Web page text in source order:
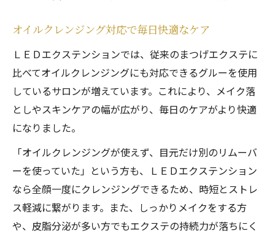
オイルクレンジング対応で毎日快適なケア
ＬＥＤエクステンションでは、従来のまつげエクステに
比べてオイルクレンジングにも対応できるグルーを使用
しているサロンが増えています。これにより、メイク落
としやスキンケアの幅が広がり、毎日のケアがより快適
になりました。
「オイルクレンジングが使えず、目元だけ別のリムーバ
ーを使っていた」という方も、ＬＥＤエクステンション
なら全顔一度にクレンジングできるため、時短とストレ
ス軽減に繋がります。また、しっかりメイクをする方
や、皮脂分泌が多い方でもエクステの持続力が落ちにく